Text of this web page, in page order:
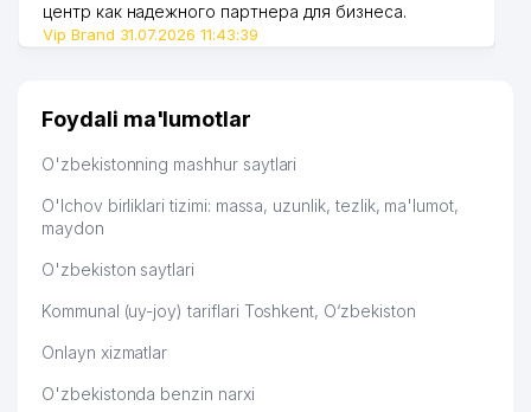
центр как надежного партнера для бизнеса.
Vip Brand 31.07.2026 11:43:39
Foydali ma'lumotlar
O'zbekistonning mashhur saytlari
O'lchov birliklari tizimi: massa, uzunlik, tezlik, ma'lumot,
maydon
O'zbekiston saytlari
Kommunal (uy-joy) tariflari Toshkent, O‘zbekiston
Onlayn xizmatlar
O'zbekistonda benzin narxi